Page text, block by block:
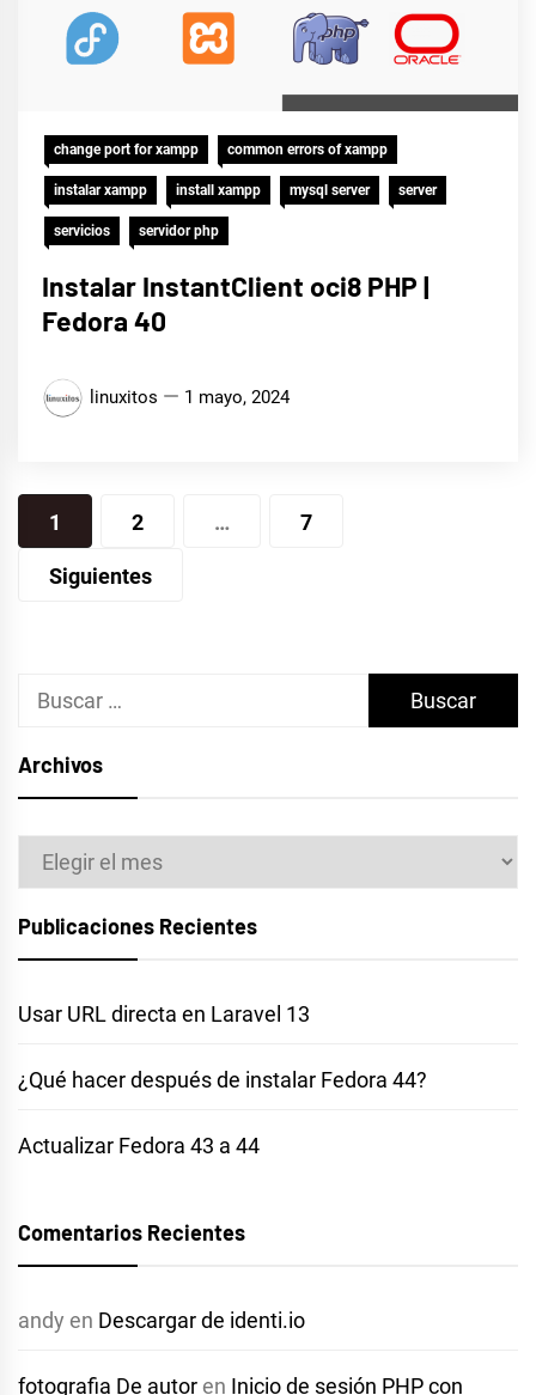
change port for xampp common errors of xampp
instalar xampp install xampp mysql server server
servicios servidor php
Instalar InstantClient oci8 PHP |
Fedora 40
linuxitos 1 mayo, 2024
Paginación
de
entradas
1 2 … 7
Siguientes
Buscar:
Archivos
Archivos
Publicaciones Recientes
Usar URL directa en Laravel 13
¿Qué hacer después de instalar Fedora 44?
Actualizar Fedora 43 a 44
Comentarios Recientes
andy en Descargar de identi.io
fotografia De autor en Inicio de sesión PHP con